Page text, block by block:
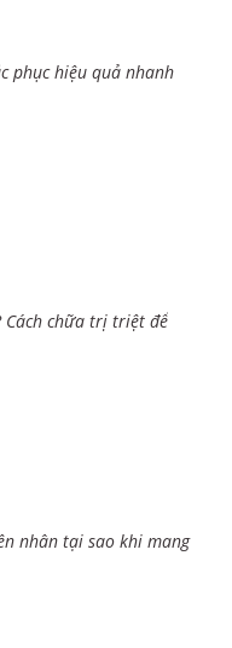
phục hiệu quả nhanh
Cách chữa trị triệt để
nhân tại sao khi mang